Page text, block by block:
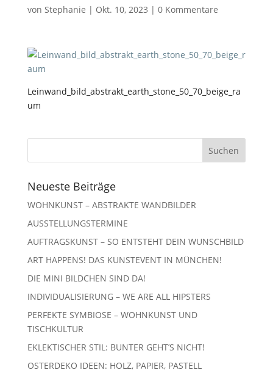
von Stephanie | Okt. 10, 2023 | 0 Kommentare
Leinwand_bild_abstrakt_earth_stone_50_70_beige_ra
um
Neueste Beiträge
WOHNKUNST – ABSTRAKTE WANDBILDER
AUSSTELLUNGSTERMINE
AUFTRAGSKUNST – SO ENTSTEHT DEIN WUNSCHBILD
ART HAPPENS! DAS KUNSTEVENT IN MÜNCHEN!
DIE MINI BILDCHEN SIND DA!
INDIVIDUALISIERUNG – WE ARE ALL HIPSTERS
PERFEKTE SYMBIOSE – WOHNKUNST UND
TISCHKULTUR
EKLEKTISCHER STIL: BUNTER GEHT’S NICHT!
OSTERDEKO IDEEN: HOLZ, PAPIER, PASTELL